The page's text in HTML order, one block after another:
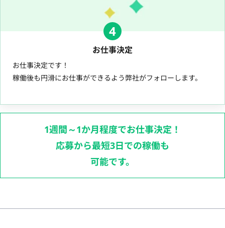
4
お仕事決定
お仕事決定です！
稼働後も円滑にお仕事ができるよう弊社がフォローします。
1週間～1か月程度でお仕事決定！
応募から最短3日での稼働も
可能です。